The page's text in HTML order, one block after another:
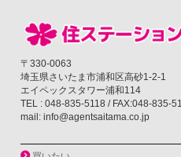
〒330-0063
埼玉県さいたま市浦和区高砂1-2-1
エイペックスタワー浦和114
TEL : 048-835-5118 / FAX:048-835-
mail: info@agentsaitama.co.jp